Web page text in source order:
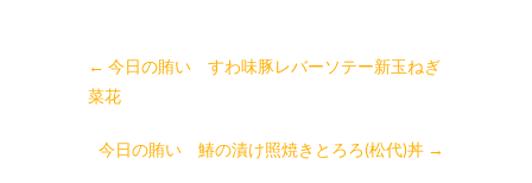
← 今日の賄い すわ味豚レバーソテー新玉ねぎ
菜花
今日の賄い 鰆の漬け照焼きとろろ(松代)丼 →